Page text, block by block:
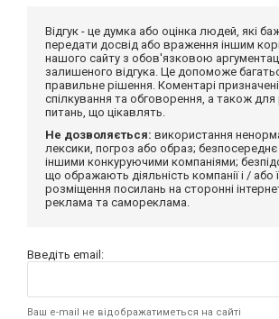
Відгук - це думка або оцінка людей, які
передати досвід або враження іншим
нашого сайту з обов'язковою
залишеного відгука. Це допоможе
правильне рішення. Коментарі
спілкування та обговорення, а також
питань, що цікавлять.
Не дозволяється: використання
лексики, погроз або образ; безпосереднє
іншими конкуруючими компаніями;
що ображають діяльність компанії і / або
розміщення посилань на сторонні
реклама та самореклама.
Введіть email:
Ваш e-mail не відображатиметься на сайті